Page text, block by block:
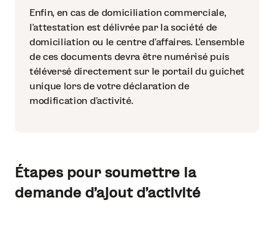
Enfin, en cas de domiciliation commerciale,
l’attestation est délivrée par la société de
domiciliation ou le centre d’affaires. L’ensemble
de ces documents devra être numérisé puis
téléversé directement sur le portail du guichet
unique lors de votre déclaration de
modification d’activité.
Étapes pour soumettre la
demande d'ajout d'activité